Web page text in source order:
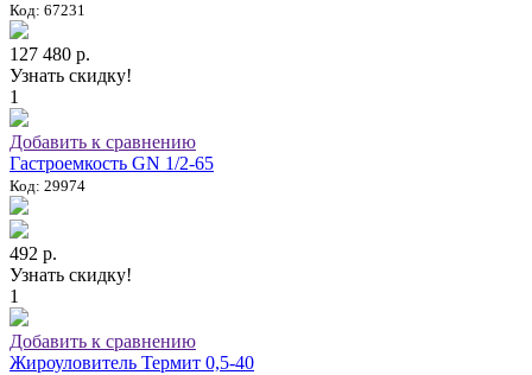
Код: 67231
127 480 р.
Узнать скидку!
1
Добавить к сравнению
Гастроемкость GN 1/2-65
Код: 29974
492 р.
Узнать скидку!
1
Добавить к сравнению
Жироуловитель Термит 0,5-40